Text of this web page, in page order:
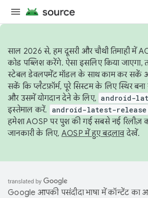
साल 2026 से, हम दूसरी और चौथी तिमाही में
कोड पब्लिश करेंगे. ऐसा इसलिए किया जाएगा,
स्टेबल डेवलपमेंट मॉडल के साथ काम कर सकें
सकें कि प्लैटफ़ॉर्म, पूरे सिस्टम के लिए स्थिर बना
और उसमें योगदान देने के लिए, android-
इस्तेमाल करें.
android-latest-release
हमेशा AOSP पर पुश की गई सबसे नई रिलीज़
जानकारी के लिए, AOSP में हुए बदलावदेखें.
Google आपकी पसंदीदा भाषा में कॉन्टेंट का